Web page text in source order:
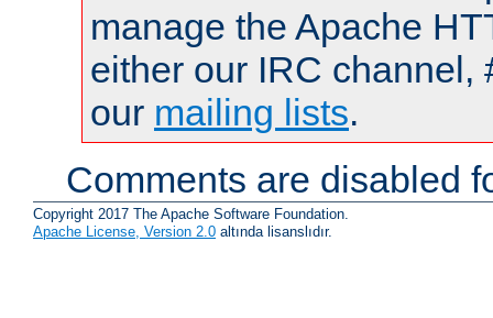
manage the Apache
either our IRC channel,
our mailing lists.
Comments are disabled
Copyright 2017 The Apache Software Foundation.
Apache License, Version 2.0 altında lisanslıdır.